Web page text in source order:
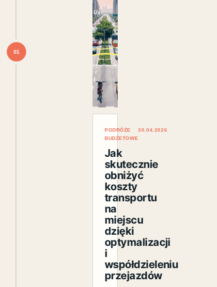
01
PODRÓŻE
BUDŻETOWE
30.04.2026
Jak
skutecznie
obniżyć
koszty
transportu
na
miejscu
dzięki
optymalizacji
i
współdzieleniu
przejazdów